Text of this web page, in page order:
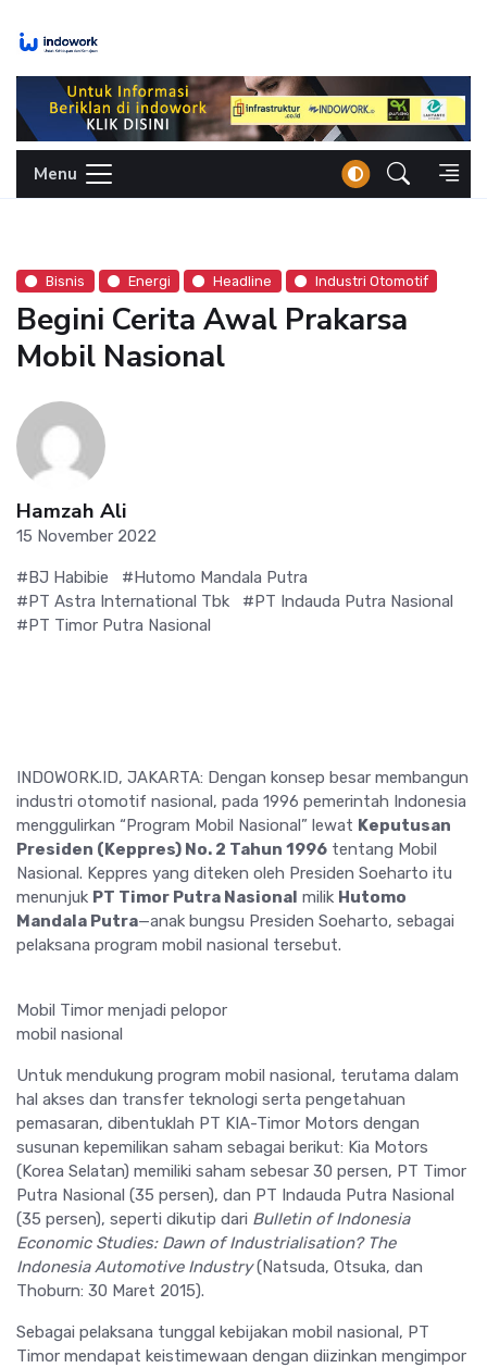
Menu
Bisnis Energi Headline Industri Otomotif
Begini Cerita Awal Prakarsa
Mobil Nasional
Hamzah Ali
15 November 2022
#BJ Habibie
#Hutomo Mandala Putra
#PT Astra International Tbk
#PT Indauda Putra Nasional
#PT Timor Putra Nasional
INDOWORK.ID, JAKARTA: Dengan konsep besar membangun
industri otomotif nasional, pada 1996 pemerintah Indonesia
menggulirkan “Program Mobil Nasional” lewat Keputusan
Presiden (Keppres) No. 2 Tahun 1996 tentang Mobil
Nasional. Keppres yang diteken oleh Presiden Soeharto itu
menunjuk PT Timor Putra Nasional milik Hutomo
Mandala Putra—anak bungsu Presiden Soeharto, sebagai
pelaksana program mobil nasional tersebut.
Mobil Timor menjadi pelopor
mobil nasional
Untuk mendukung program mobil nasional, terutama dalam
hal akses dan transfer teknologi serta pengetahuan
pemasaran, dibentuklah PT KIA-Timor Motors dengan
susunan kepemilikan saham sebagai berikut: Kia Motors
(Korea Selatan) memiliki saham sebesar 30 persen, PT Timor
Putra Nasional (35 persen), dan PT Indauda Putra Nasional
(35 persen), seperti dikutip dari Bulletin of Indonesia
Economic Studies: Dawn of Industrialisation? The
Indonesia Automotive Industry(Natsuda, Otsuka, dan
Thoburn: 30 Maret 2015).
Sebagai pelaksana tunggal kebijakan mobil nasional, PT
Timor mendapat keistimewaan dengan diizinkan mengimpor